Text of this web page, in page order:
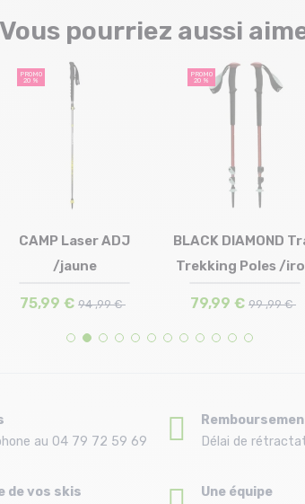
Vous pourriez aussi
PROMO
20 %
Taille en stock
CAMP Laser ADJ
/jaune
75,99 € 94 ,99 €
PROMO
20 %
Taille en stock
BLACK DIAMOND
Trekking Poles /
79,99 € 99 ,99 €
au 04 79 72 59 69
Délai de
de vos skis
Une équipe